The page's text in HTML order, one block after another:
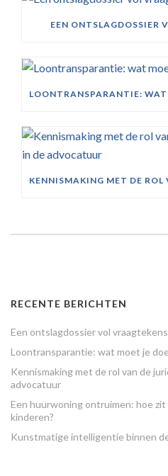
EEN ONTSLAGDOSSIER
RECENTE BERICHTEN
Een ontslagdossier vol
Loontransparantie: wat moet je
Kennismaking met de rol van de
advocatuur
Een huurwoning ontruimen: hoe
kinderen?
Kunstmatige intelligentie binnen